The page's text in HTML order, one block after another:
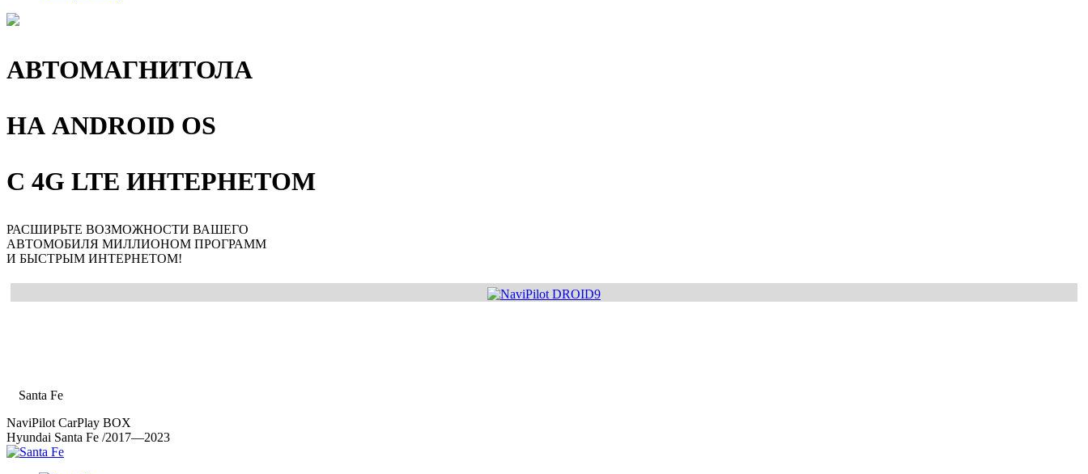
АВТОМАГНИТОЛА
НА ANDROID OS
С 4G LTE ИНТЕРНЕТОМ
РАСШИРЬТЕ ВОЗМОЖНОСТИ ВАШЕГО
АВТОМОБИЛЯ МИЛЛИОНОМ ПРОГРАММ
И БЫСТРЫМ ИНТЕРНЕТОМ!
Santa Fe
NaviPilot CarPlay BOX
Hyundai Santa Fe /2017—2023